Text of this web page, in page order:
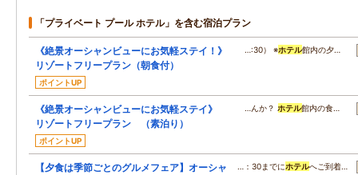
「プライベート プール ホテル」を含む宿泊プラン
《絶景オーシャンビューにお気軽ステイ！》
リゾートフリープラン（朝食付）
ポイントUP
…:30） ※ホテル館内の夕…
《絶景オーシャンビューにお気軽ステイ》
リゾートフリープラン （素泊り）
ポイントUP
…んか？ ホテル館内の食…
【夕食は季節ごとのグルメフェア】オーシャ
…：30までにホテルへご到着…